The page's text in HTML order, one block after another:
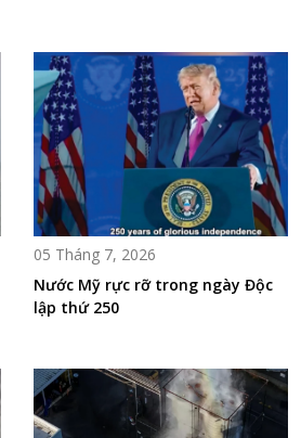
05 Tháng 7, 2026
Nước Mỹ rực rỡ trong ngày Độc
lập thứ 250